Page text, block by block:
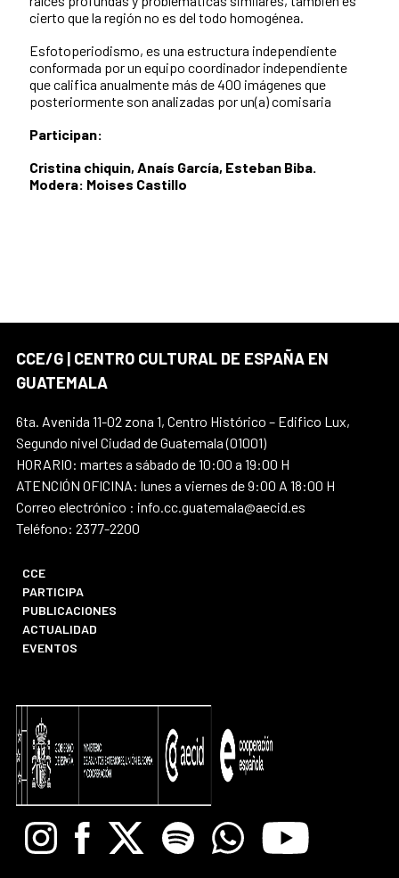
cierto que la región no es del todo homogénea.
Esfotoperiodismo, es una estructura independiente
conformada por un equipo coordinador independiente
que califica anualmente más de 400 imágenes que
posteriormente son analizadas por un(a) comisaria
Participan:
Cristina chiquin, Anaís García, Esteban Biba.
Modera: Moises Castillo
CCE/G | CENTRO CULTURAL DE ESPAÑA EN
GUATEMALA
6ta. Avenida 11-02 zona 1, Centro Histórico – Edifico Lux,
Segundo nivel Ciudad de Guatemala (01001)
HORARIO: martes a sábado de 10:00 a 19:00 H
ATENCIÓN OFICINA: lunes a viernes de 9:00 A 18:00 H
Correo electrónico : info.cc.guatemala@aecid.es
Teléfono: 2377-2200
CCE
PARTICIPA
PUBLICACIONES
ACTUALIDAD
EVENTOS
InstagramFacebook
X Spotify WhatsappYoutube